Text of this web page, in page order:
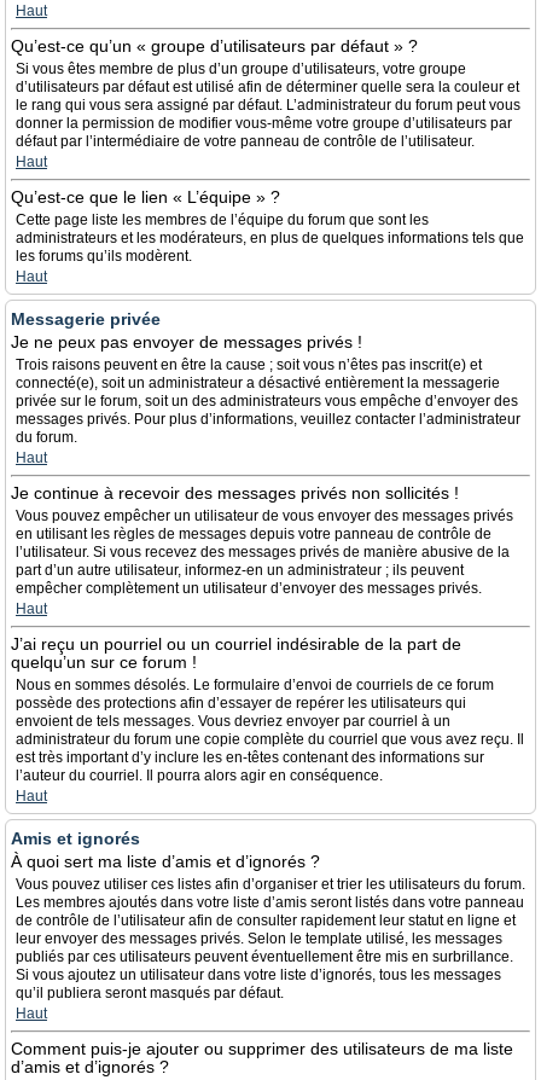
Haut
Qu’est-ce qu’un « groupe d’utilisateurs par défaut » ?
Si vous êtes membre de plus d’un groupe d’utilisateurs, votre groupe
d’utilisateurs par défaut est utilisé afin de déterminer quelle sera la couleur et
le rang qui vous sera assigné par défaut. L’administrateur du forum peut vous
donner la permission de modifier vous-même votre groupe d’utilisateurs par
défaut par l’intermédiaire de votre panneau de contrôle de l’utilisateur.
Haut
Qu’est-ce que le lien « L’équipe » ?
Cette page liste les membres de l’équipe du forum que sont les
administrateurs et les modérateurs, en plus de quelques informations tels que
les forums qu’ils modèrent.
Haut
Messagerie privée
Je ne peux pas envoyer de messages privés !
Trois raisons peuvent en être la cause ; soit vous n’êtes pas inscrit(e) et
connecté(e), soit un administrateur a désactivé entièrement la messagerie
privée sur le forum, soit un des administrateurs vous empêche d’envoyer des
messages privés. Pour plus d’informations, veuillez contacter l’administrateur
du forum.
Haut
Je continue à recevoir des messages privés non sollicités !
Vous pouvez empêcher un utilisateur de vous envoyer des messages privés
en utilisant les règles de messages depuis votre panneau de contrôle de
l’utilisateur. Si vous recevez des messages privés de manière abusive de la
part d’un autre utilisateur, informez-en un administrateur ; ils peuvent
empêcher complètement un utilisateur d’envoyer des messages privés.
Haut
J’ai reçu un pourriel ou un courriel indésirable de la part de
quelqu’un sur ce forum !
Nous en sommes désolés. Le formulaire d’envoi de courriels de ce forum
possède des protections afin d’essayer de repérer les utilisateurs qui
envoient de tels messages. Vous devriez envoyer par courriel à un
administrateur du forum une copie complète du courriel que vous avez reçu. Il
est très important d’y inclure les en-têtes contenant des informations sur
l’auteur du courriel. Il pourra alors agir en conséquence.
Haut
Amis et ignorés
À quoi sert ma liste d’amis et d’ignorés ?
Vous pouvez utiliser ces listes afin d’organiser et trier les utilisateurs du forum.
Les membres ajoutés dans votre liste d’amis seront listés dans votre panneau
de contrôle de l’utilisateur afin de consulter rapidement leur statut en ligne et
leur envoyer des messages privés. Selon le template utilisé, les messages
publiés par ces utilisateurs peuvent éventuellement être mis en surbrillance.
Si vous ajoutez un utilisateur dans votre liste d’ignorés, tous les messages
qu’il publiera seront masqués par défaut.
Haut
Comment puis-je ajouter ou supprimer des utilisateurs de ma liste
d’amis et d’ignorés ?